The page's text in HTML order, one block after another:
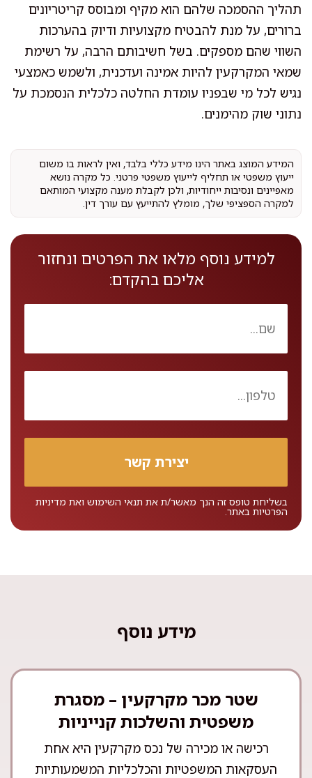
תהליך ההסמכה שלהם הוא מקיף ומבוסס קריטריונים
ברורים, על מנת להבטיח מקצועיות ודיוק בהערכות
השווי שהם מספקים. בשל חשיבותם הרבה, על רשימת
שמאי המקרקעין להיות אמינה ועדכנית, ולשמש כאמצעי
נגיש לכל מי שבפניו עומדת החלטה כלכלית הנסמכת על
נתוני שוק מהימנים.
המידע המוצג באתר הינו מידע כללי בלבד, ואין לראות בו משום
ייעוץ משפטי או תחליף לייעוץ משפטי פרטני. כל מקרה נושא
מאפיינים ונסיבות ייחודיות, ולכן לקבלת מענה מקצועי המותאם
למקרה הספציפי שלך, מומלץ להתייעץ עם עורך דין.
למידע נוסף מלאו את הפרטים ונחזור
אליכם בהקדם:
בשליחת טופס זה הנך מאשר/ת את תנאי השימוש ואת מדיניות
הפרטיות באתר.
מידע נוסף
שטר מכר מקרקעין – מסגרת
משפטית והשלכות קנייניות
רכישה או מכירה של נכס מקרקעין היא אחת
העסקאות המשפטיות והכלכליות המשמעותיות